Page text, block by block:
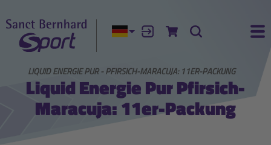
Aktuelle Sprache:
AnmeldenZum Warenkorb
Suche
LIQUID ENERGIE PUR - PFIRSICH-MARACUJA: 11ER-PACKUNG
Liquid Energie Pur Pfirsich-
Maracuja: 11er-Packung